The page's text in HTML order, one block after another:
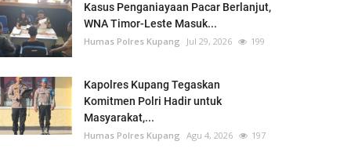
Kasus Penganiayaan Pacar Berlanjut,
WNA Timor-Leste Masuk...
Humas Polres Kupang Jul 29, 2026 199
Kapolres Kupang Tegaskan
Komitmen Polri Hadir untuk
Masyarakat,...
Humas Polres Kupang Agu 4, 2026 197